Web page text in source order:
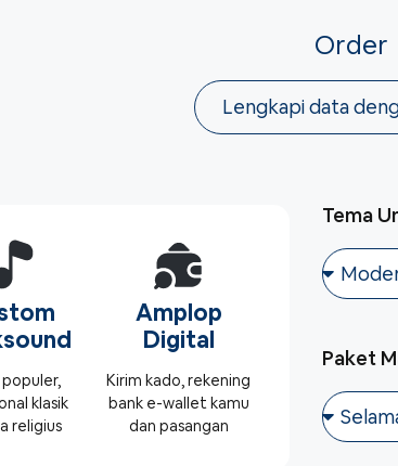
Order
Lengkapi data
populer,
klasik
religius
Amplop
Digital
Kirim kado, rekening
bank e-wallet kamu
dan pasangan
Tema
Paket